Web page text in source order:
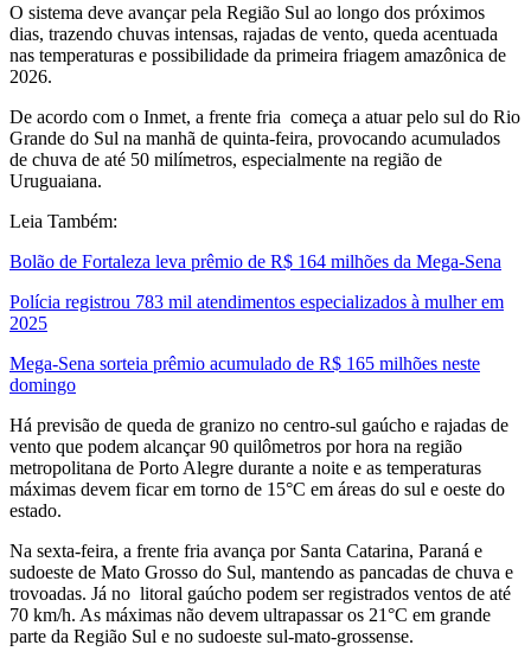
O sistema deve avançar pela Região Sul ao longo dos próximos
dias, trazendo chuvas intensas, rajadas de vento, queda acentuada
nas temperaturas e possibilidade da primeira friagem amazônica de
2026.
De acordo com o Inmet, a frente fria começa a atuar pelo sul do Rio
Grande do Sul na manhã de quinta-feira, provocando acumulados
de chuva de até 50 milímetros, especialmente na região de
Uruguaiana.
Leia Também:
Bolão de Fortaleza leva prêmio de R$ 164 milhões da Mega-Sena
Polícia registrou 783 mil atendimentos especializados à mulher em
2025
Mega-Sena sorteia prêmio acumulado de R$ 165 milhões neste
domingo
Há previsão de queda de granizo no centro-sul gaúcho e rajadas de
vento que podem alcançar 90 quilômetros por hora na região
metropolitana de Porto Alegre durante a noite e as temperaturas
máximas devem ficar em torno de 15°C em áreas do sul e oeste do
estado.
Na sexta-feira, a frente fria avança por Santa Catarina, Paraná e
sudoeste de Mato Grosso do Sul, mantendo as pancadas de chuva e
trovoadas. Já no litoral gaúcho podem ser registrados ventos de até
70 km/h. As máximas não devem ultrapassar os 21°C em grande
parte da Região Sul e no sudoeste sul-mato-grossense.